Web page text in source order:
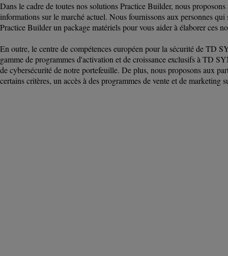
Dans le cadre de toutes nos solutions Practice Builder, nous proposons
informations sur le marché actuel. Nous fournissons aux personnes qui
Practice Builder un package matériels pour vous aider à élaborer ces
En outre, le centre de compétences européen pour la sécurité de TD
gamme de programmes d'activation et de croissance exclusifs à TD
de cybersécurité de notre portefeuille. De plus, nous proposons aux
certains critères, un accès à des programmes de vente et de marketing